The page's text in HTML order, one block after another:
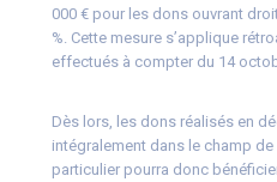
000 € pour les dons ouvrant
%. Cette mesure s’applique
effectués à compter du 14
Dès lors, les dons réalisés en
intégralement dans le champ
particulier pourra donc